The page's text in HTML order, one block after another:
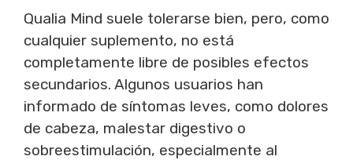
Qualia Mind suele tolerarse bien, pero, como
cualquier suplemento, no está
completamente libre de posibles efectos
secundarios. Algunos usuarios han
informado de síntomas leves, como dolores
de cabeza, malestar digestivo o
sobreestimulación, especialmente al